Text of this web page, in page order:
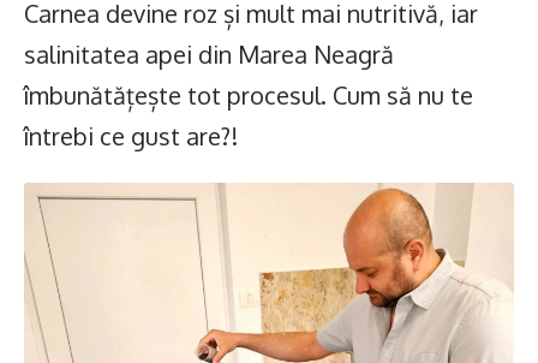
Carnea devine roz și mult mai nutritivă, iar
salinitatea apei din Marea Neagră
îmbunătățește tot procesul. Cum să nu te
întrebi ce gust are?!